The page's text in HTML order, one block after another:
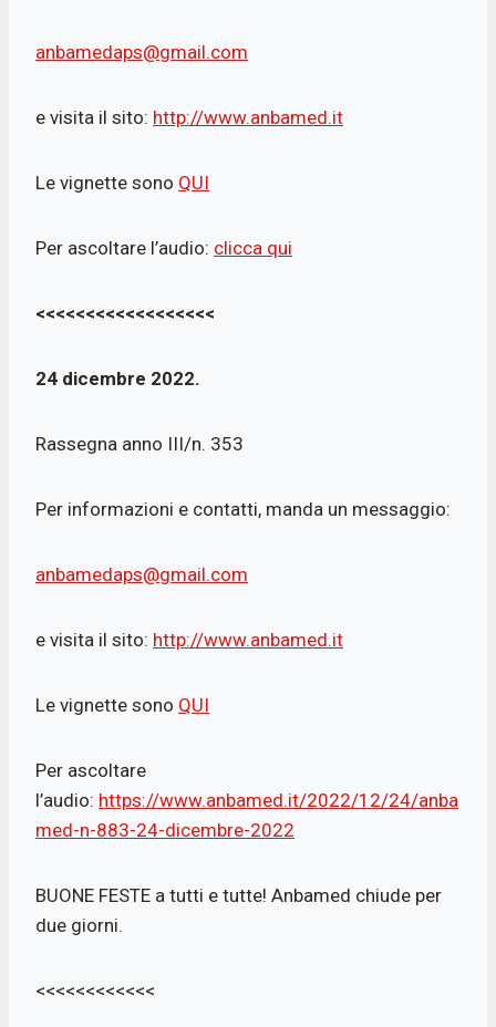
anbamedaps@gmail.com
e visita il sito: http://www.anbamed.it
Le vignette sono QUI
Per ascoltare l’audio: clicca qui
<<<<<<<<<<<<<<<<<<
24 dicembre 2022.
Rassegna anno III/n. 353
Per informazioni e contatti, manda un messaggio:
anbamedaps@gmail.com
e visita il sito: http://www.anbamed.it
Le vignette sono QUI
Per ascoltare
l’audio: https://www.anbamed.it/2022/12/24/anba
med-n-883-24-dicembre-2022
BUONE FESTE a tutti e tutte! Anbamed chiude per
due giorni.
<<<<<<<<<<<<